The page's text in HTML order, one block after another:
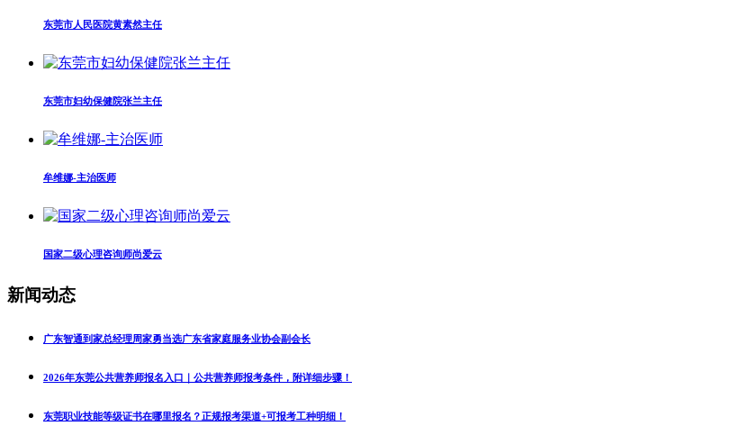
东莞市人民医院黄素然主任
东莞市妇幼保健院张兰主任
牟维娜-主治医师
国家二级心理咨询师尚爱云
新闻动态
广东智通到家总经理周家勇当选广东省家庭服务业协会副会长
2026年东莞公共营养师报名入口｜公共营养师报考条件，附详细步骤！
东莞职业技能等级证书在哪里报名？正规报考渠道+可报考工种明细！